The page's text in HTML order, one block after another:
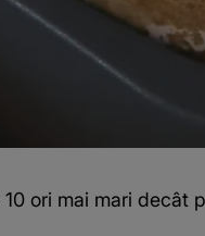
ori mai mari decât